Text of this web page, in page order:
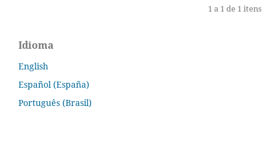
1 a 1 de 1 itens
Idioma
English
Español (España)
Português (Brasil)